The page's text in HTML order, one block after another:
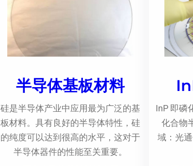
半导体基板材料
硅是半导体产业中应用最为广泛的基
板材料。具有良好的半导体特性，硅
的纯度可以达到很高的水平，这对于
半导体器件的性能至关重要。
InP 即
化合物
域：光